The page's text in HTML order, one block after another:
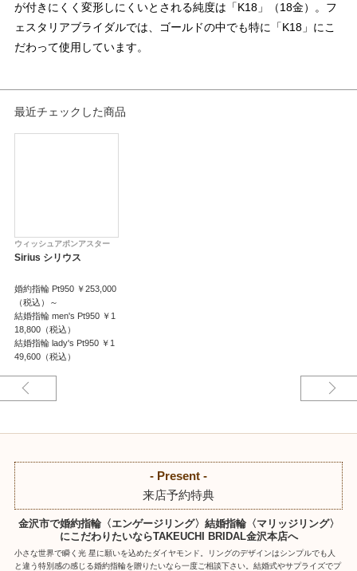
が付きにくく変形しにくいとされる純度は「K18」（18金）。フ
ェスタリアブライダルでは、ゴールドの中でも特に「K18」にこ
だわって使用しています。
最近チェックした商品
ウィッシュアポンアスター
Sirius シリウス
婚約指輪 Pt950 ￥253,000
（税込）～
結婚指輪 men's Pt950 ￥1
18,800（税込）
結婚指輪 lady's Pt950 ￥1
49,600（税込）
- Present -
来店予約特典
金沢市で婚約指輪〈エンゲージリング〉結婚指輪〈マリッジリング〉
にこだわりたいならTAKEUCHI BRIDAL金沢本店へ
小さな世界で瞬く光 星に願いを込めたダイヤモンド。リングのデザインはシンプルでも人
と違う特別感の感じる婚約指輪を贈りたいなら一度ご相談下さい。結婚式やサプライズでプ